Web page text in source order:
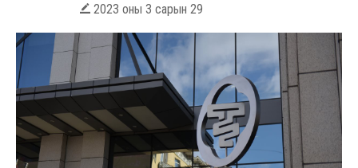
 2023 оны 3 сарын 29